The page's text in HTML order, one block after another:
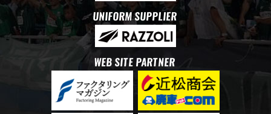
UNIFORM SUPPLIER
WEB SITE PARTNER